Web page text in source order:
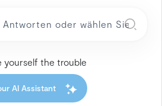
yourself the trouble
AI Assistant